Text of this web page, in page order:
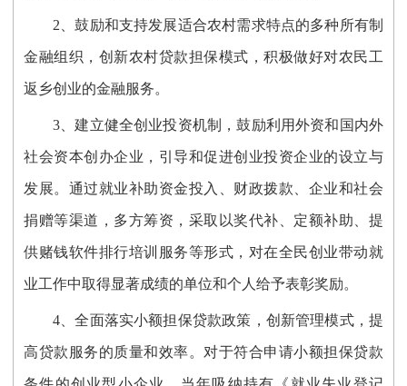
2、鼓励和支持发展适合农村需求特点的多种所有制
金融组织，创新农村贷款担保模式，积极做好对农民工
返乡创业的金融服务。
3、建立健全创业投资机制，鼓励利用外资和国内外
社会资本创办企业，引导和促进创业投资企业的设立与
发展。通过就业补助资金投入、财政拨款、企业和社会
捐赠等渠道，多方筹资，采取以奖代补、定额补助、提
供赌钱软件排行培训服务等形式，对在全民创业带动就
业工作中取得显著成绩的单位和个人给予表彰奖励。
4、全面落实小额担保贷款政策，创新管理模式，提
高贷款服务的质量和效率。对于符合申请小额担保贷款